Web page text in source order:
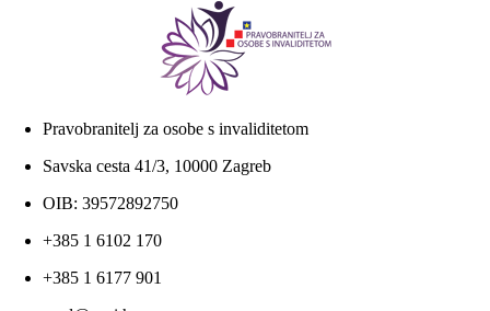
Pravobranitelj za osobe s invaliditetom
Savska cesta 41/3, 10000 Zagreb
OIB: 39572892750
+385 1 6102 170
+385 1 6177 901